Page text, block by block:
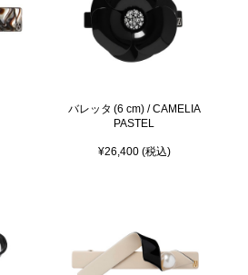
バレッタ (6 cm) / CAMELIA
PASTEL
¥26,400 (税込)